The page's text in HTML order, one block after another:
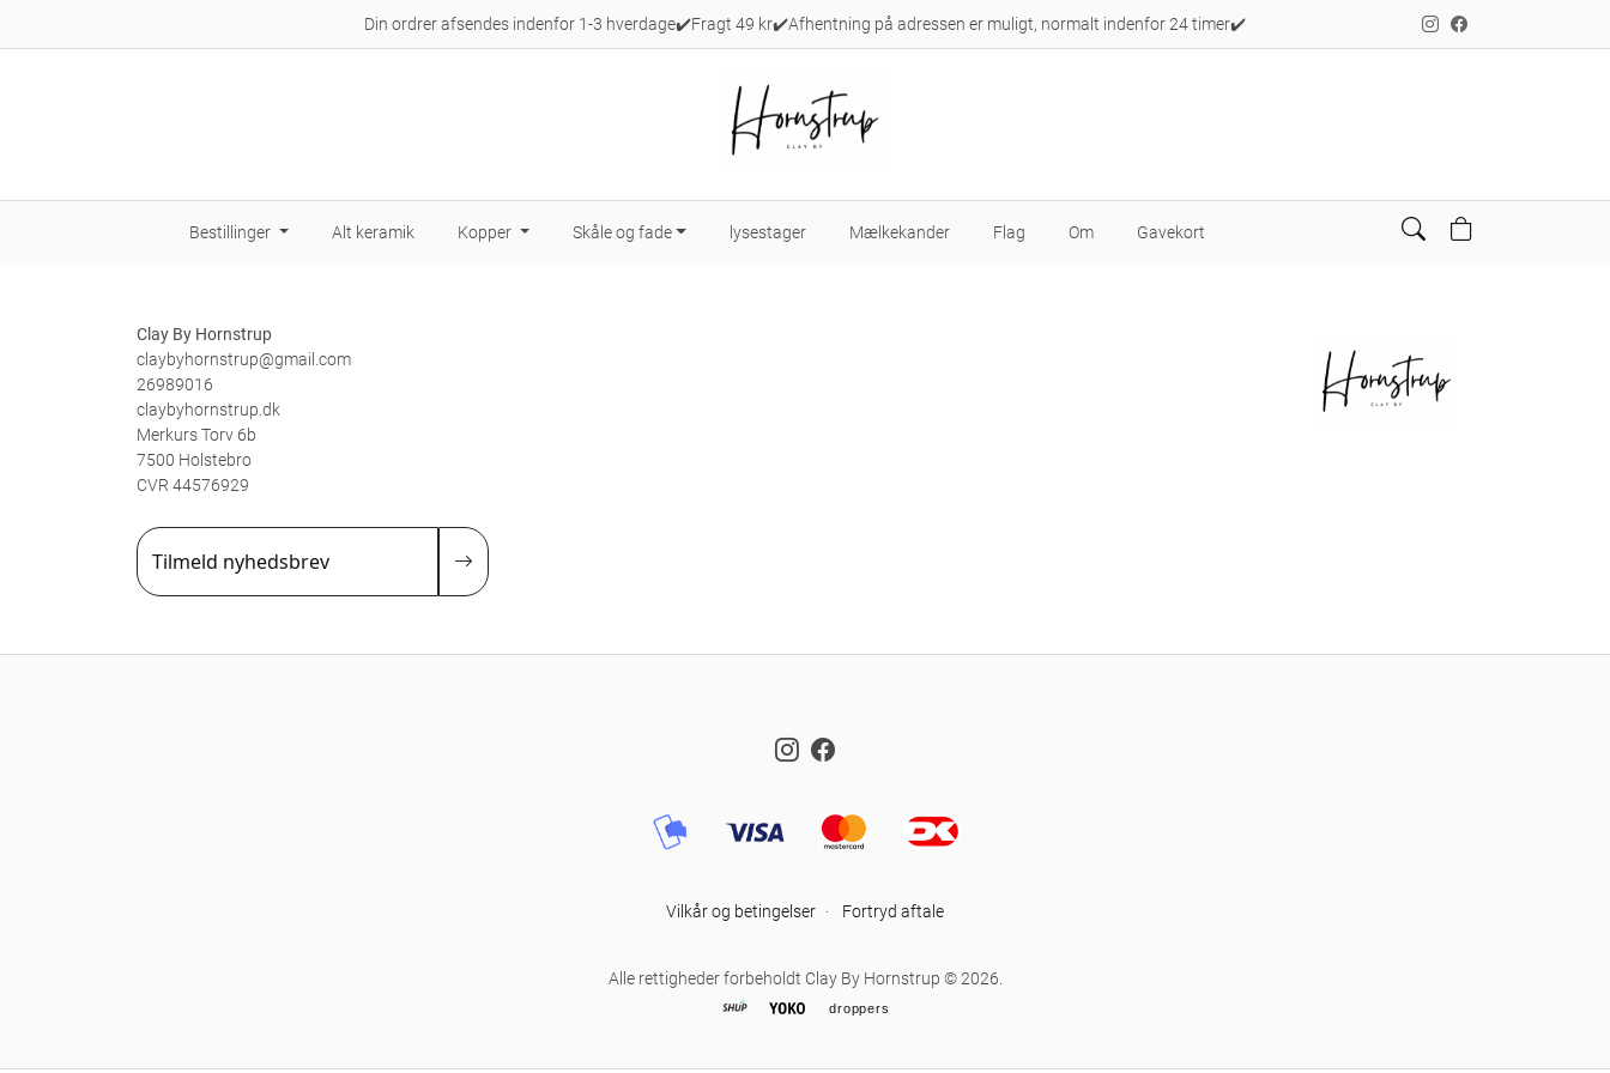
Din ordrer afsendes indenfor 1-3 hverdage✔️Fragt 49 kr✔️Afhentning på adressen er muligt, normalt indenfor 24 timer✔️
Bestillinger Alt keramik Kopper Skåle og fade lysestager Mælkekander Flag Om Gavekort
Clay By Hornstrup
claybyhornstrup@gmail.com
26989016
claybyhornstrup.dk
Merkurs Torv 6b
7500 Holstebro
CVR 44576929
Tilmeld nyhedsbrev
Instagram
Vilkår og betingelser · Fortryd aftale
Alle rettigheder forbeholdt Clay By Hornstrup © 2026.
droppers